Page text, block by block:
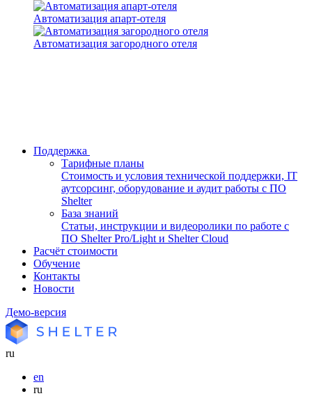
Автоматизация апарт-отеля
Автоматизация загородного отеля
Поддержка
Тарифные планы
Стоимость и условия технической поддержки, IT
аутсорсинг, оборудование и аудит работы с ПО
Shelter
База знаний
Статьи, инструкции и видеоролики по работе с
ПО Shelter Pro/Light и Shelter Cloud
Расчёт стоимости
Обучение
Контакты
Новости
Демо-версия
ru
en
ru